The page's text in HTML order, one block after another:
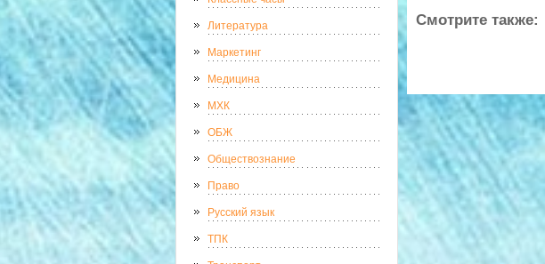
Литература
Маркетинг
Медицина
МХК
ОБЖ
Обществознание
Право
Русский язык
ТПК
Смотрите также: